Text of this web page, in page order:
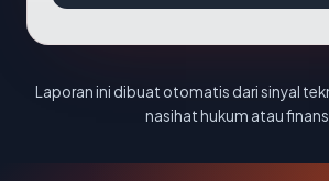
Laporan ini dibuat otomatis dari sinyal
nasihat hukum atau